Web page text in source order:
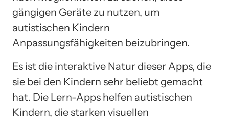
gängigen Geräte zu nutzen, um
autistischen Kindern
Anpassungsfähigkeiten beizubringen.
Es ist die interaktive Natur dieser Apps, die
sie bei den Kindern sehr beliebt gemacht
hat. Die Lern-Apps helfen autistischen
Kindern, die starken visuellen